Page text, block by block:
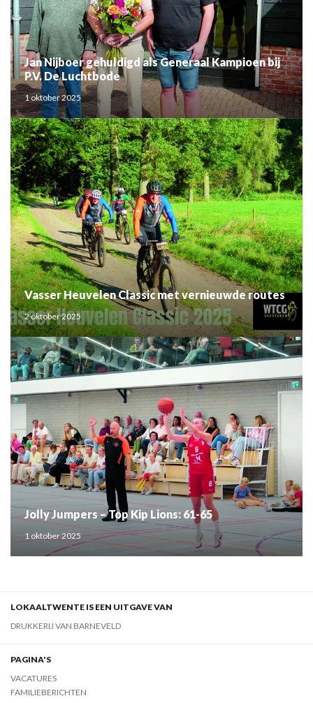
Jan Nijboer gehuldigd als Generaal Kampioen bij
P.V. De Luchtbode
1 oktober 2025
Vasser Heuvelen Classic met vernieuwde routes
2 oktober 2025
Jolly Jumpers – Top Kip Lions: 61-65
1 oktober 2025
LOKAALTWENTE IS EEN UITGAVE VAN
DRUKKERIJ VAN BARNEVELD
PAGINA'S
VACATURES
FAMILIEBERICHTEN